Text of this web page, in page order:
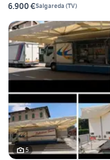
6.900 €Salgareda (TV)
5